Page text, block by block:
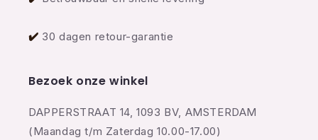
✔️ 30 dagen retour-garantie
Bezoek onze winkel
DAPPERSTRAAT 14, 1093 BV, AMSTERDAM
(Maandag t/m Zaterdag 10.00-17.00)